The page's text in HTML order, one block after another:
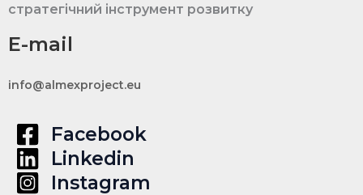
стратегічний інструмент розвитку
E-mail
info@almexproject.eu
Facebook
Linkedin
Instagram